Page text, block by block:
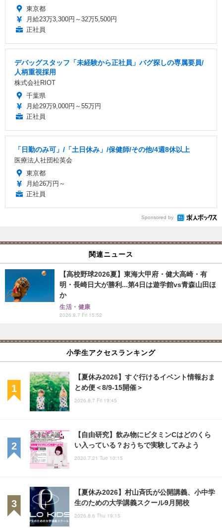
東京都
月給23万3,300円～32万5,500円
正社員
デバッグスタッフ「未経験から正社員」バグ探しの専属要員/
人柄重視採用
株式会社RIOT
千葉県
月給29万9,000円～55万円
正社員
「日勤のみ可」/「土日休み」/保健師/その他/4週8休以上
医療法人社団松英会
東京都
月給26万円～
正社員
Sponsored by
関連ニュース
【高校野球2026夏】東海大甲府・健大高崎・有
明・長崎日大が勝利...第4日は遊学館vs青森山田ほ
か
生活・健康
2026.8.7 Fri 15:52
小学生アクセスランキング
【夏休み2026】すぐ行けるイベント情報おま
とめ便＜8/9-15開催＞
2026.8.7 Fri 19:45
【自由研究】飲み物にビタミンCはどのくら
い入っている？おうちで実験してみよう
2020.7.21 Tue 10:15
【夏休み2026】村山斉氏が公開講義、小中学
生のための大学講義スクール9月開校
2026.8.6 Thu 19:15